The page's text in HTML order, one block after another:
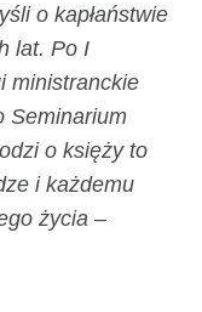
o kapłaństwie
lat. Po I
ministranckie
Seminarium
o księży to
i każdemu
życia –